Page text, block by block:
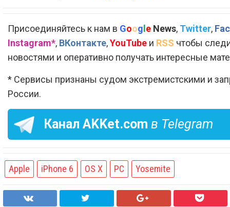
Присоединяйтесь к нам в Goog e News, Twitter,
Instagram*, ВКонтакте,YouTube и RSS чтобы
новостями и оперативно получать интересные
* Сервисы признаны судом экстремистскими и
России.
Канал AKKet.com в Telegram
Apple iPhone 6 OS X PC Yosemite